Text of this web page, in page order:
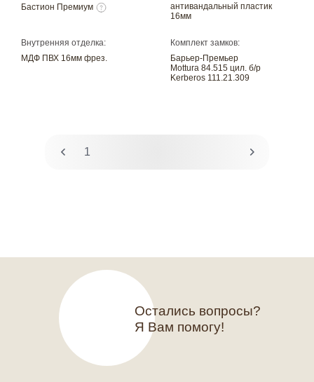
Бастион Премиум
антивандальный пластик
16мм
Внутренняя отделка:
МДФ ПВХ 16мм фрез.
Комплект замков:
Барьер-Премьер
Mottura 84.515 цил. б/р
Kerberos 111.21.309
1 2
Остались вопросы?
Я Вам помогу!